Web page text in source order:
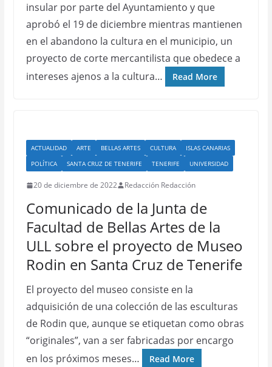
insular por parte del Ayuntamiento y que
aprobó el 19 de diciembre mientras mantienen
en el abandono la cultura en el municipio, un
proyecto de corte mercantilista que obedece a
intereses ajenos a la cultura…
Read More
ACTUALIDAD ARTE BELLAS ARTES CULTURA
ISLAS CANARIAS
POLÍTICA
SANTA CRUZ DE TENERIFE TENERIFE UNIVERSIDAD
20 de diciembre de 2022 Redacción Redacción
Comunicado de la Junta de
Facultad de Bellas Artes de la
ULL sobre el proyecto de Museo
Rodin en Santa Cruz de Tenerife
El proyecto del museo consiste en la
adquisición de una colección de las esculturas
de Rodin que, aunque se etiquetan como obras
“originales”, van a ser fabricadas por encargo
en los próximos meses…
Read More